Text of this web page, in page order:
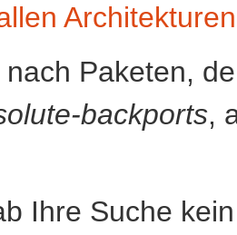
Architekturen
nach Paketen,
backports,
Ihre Suche